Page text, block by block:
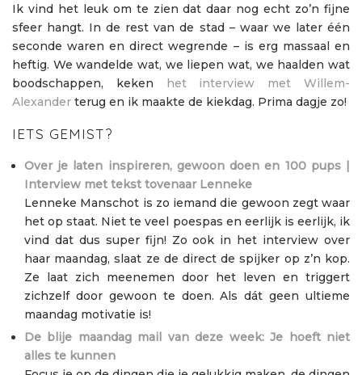
Ik vind het leuk om te zien dat daar nog echt zo’n fijne
sfeer hangt. In de rest van de stad – waar we later één
seconde waren en direct wegrende – is erg massaal en
heftig. We wandelde wat, we liepen wat, we haalden wat
boodschappen, keken het interview met Willem-
Alexander terug en ik maakte de kiekdag. Prima dagje zo!
IETS GEMIST?
Over je laten inspireren, gewoon doen en 100 pups |
Interview met tekst tovenaar Lenneke
Lenneke Manschot is zo iemand die gewoon zegt waar
het op staat. Niet te veel poespas en eerlijk is eerlijk, ik
vind dat dus super fijn! Zo ook in het interview over
haar maandag, slaat ze de direct de spijker op z’n kop.
Ze laat zich meenemen door het leven en triggert
zichzelf door gewoon te doen. Als dát geen ultieme
maandag motivatie is!
De blije maandag mail van deze week: Je hoeft niet
alles te kunnen